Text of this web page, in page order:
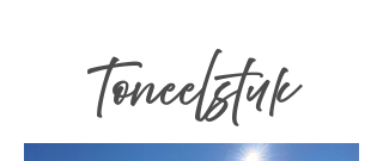
Toneelstuk